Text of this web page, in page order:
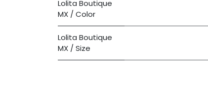
Lolita Boutique
MX / Color
Lolita Boutique
MX / Size